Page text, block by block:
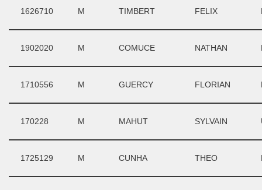
1626710 M TIMBERT FELIX
1902020 M COMUCE NATHAN
1710556 M GUERCY FLORIAN
170228 M MAHUT SYLVAIN
1725129 M CUNHA THEO